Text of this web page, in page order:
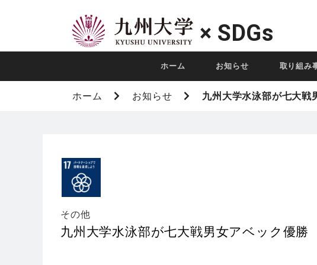
× SDGs
ホーム お知らせ 取り組み
ホーム お知らせ 九州⼤学⽔泳部が七⼤戦
その他
九州⼤学⽔泳部が七⼤戦男⼥アベック優勝